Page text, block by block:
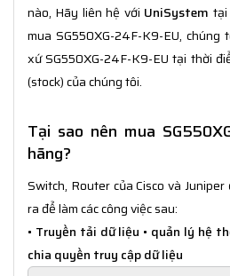
nào, Hãy liên hệ với UniSystem tại
mua SG550XG-24F-K9-EU,
xứ SG550XG-24F-K9-EU tại thời
(stock) của chúng tôi.
Tại sao nên mua
hãng?
Switch, Router của Cisco và
ra để làm các công việc sau:
• Truyền tải dữ liệu • quản lý hệ
chia quyền truy cập dữ liệu